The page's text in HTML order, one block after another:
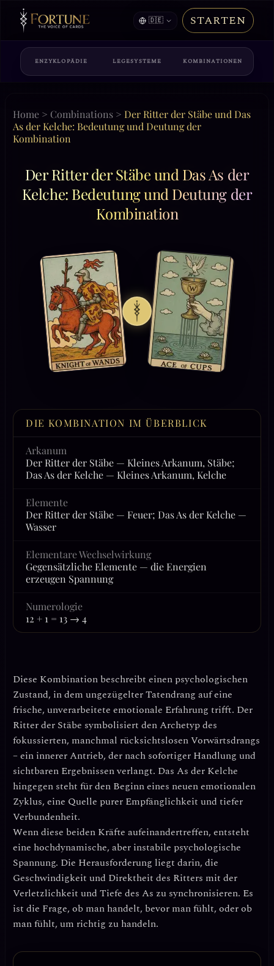
🇩🇪 STARTEN
ENZYKLOPÄDIE LEGESYSTEME KOMBINATIONEN
Home > Combinations > Der Ritter der Stäbe und Das
As der Kelche: Bedeutung und Deutung der
Kombination
Der Ritter der Stäbe und Das As der
Kelche: Bedeutung und Deutung der
Kombination
DIE KOMBINATION IM ÜBERBLICK
Arkanum
Der Ritter der Stäbe — Kleines Arkanum, Stäbe;
Das As der Kelche — Kleines Arkanum, Kelche
Elemente
Der Ritter der Stäbe — Feuer; Das As der Kelche —
Wasser
Elementare Wechselwirkung
Gegensätzliche Elemente — die Energien
erzeugen Spannung
Numerologie
12 + 1 = 13 → 4
Diese Kombination beschreibt einen psychologischen
Zustand, in dem ungezügelter Tatendrang auf eine
frische, unverarbeitete emotionale Erfahrung trifft. Der
Ritter der Stäbe symbolisiert den Archetyp des
fokussierten, manchmal rücksichtslosen Vorwärtsdrangs
– ein innerer Antrieb, der nach sofortiger Handlung und
sichtbaren Ergebnissen verlangt. Das As der Kelche
hingegen steht für den Beginn eines neuen emotionalen
Zyklus, eine Quelle purer Empfänglichkeit und tiefer
Verbundenheit.
Wenn diese beiden Kräfte aufeinandertreffen, entsteht
eine hochdynamische, aber instabile psychologische
Spannung. Die Herausforderung liegt darin, die
Geschwindigkeit und Direktheit des Ritters mit der
Verletzlichkeit und Tiefe des As zu synchronisieren. Es
ist die Frage, ob man handelt, bevor man fühlt, oder ob
man fühlt, um richtig zu handeln.